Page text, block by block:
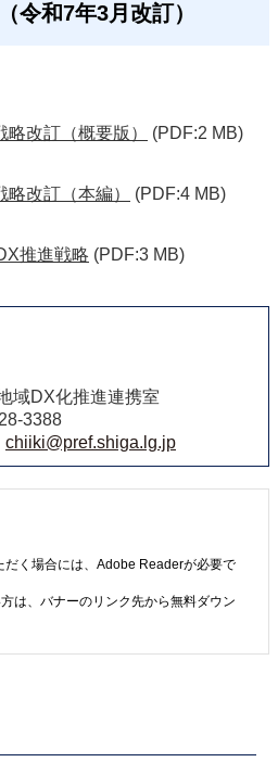
令和7年3月改訂）
改訂（概要版） (PDF:2 MB)
改訂（本編） (PDF:4 MB)
推進戦略 (PDF:3 MB)
域DX化推進連携室
3388
chiiki@pref.shiga.lg.jp
だく場合には、Adobe Readerが必要で
は、バナーのリンク先から無料ダウン